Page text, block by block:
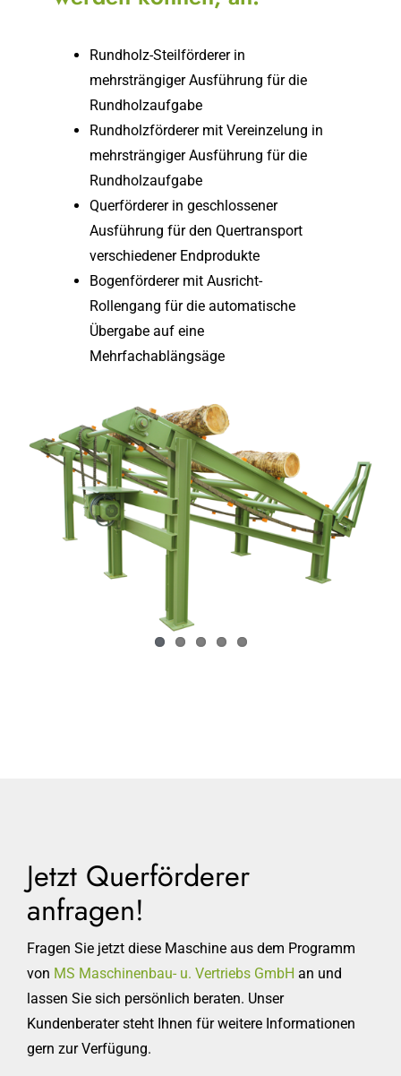
Rundholz-Steilförderer in
mehrsträngiger Ausführung für die
Rundholzaufgabe
Rundholzförderer mit Vereinzelung in
mehrsträngiger Ausführung für die
Rundholzaufgabe
Querförderer in geschlossener
Ausführung für den Quertransport
verschiedener Endprodukte
Bogenförderer mit Ausricht-
Rollengang für die automatische
Übergabe auf eine
Mehrfachablängsäge
Jetzt Querförderer
anfragen!
Fragen Sie jetzt diese Maschine aus dem Programm
von MS Maschinenbau- u. Vertriebs GmbH an und
lassen Sie sich persönlich beraten. Unser
Kundenberater steht Ihnen für weitere Informationen
gern zur Verfügung.